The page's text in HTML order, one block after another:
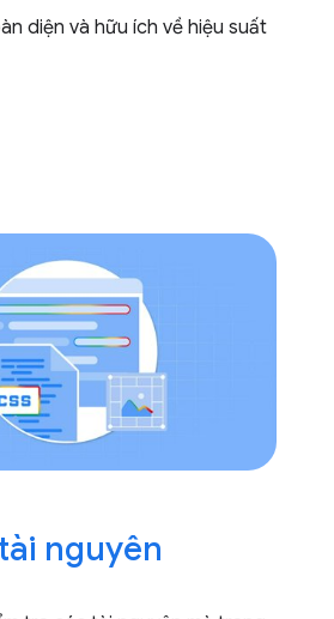
diện và hữu ích về hiệu suất
nguyên